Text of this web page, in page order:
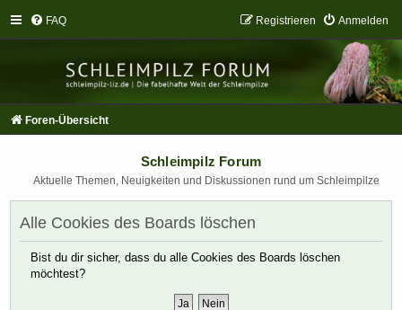
FAQ Anmelden
Registrieren
Foren-Übersicht
Schleimpilz Forum
Aktuelle Themen, Neuigkeiten und Diskussionen rund um Schleimpilze
Alle Cookies des Boards löschen
Bist du dir sicher, dass du alle Cookies des Boards löschen
möchtest?